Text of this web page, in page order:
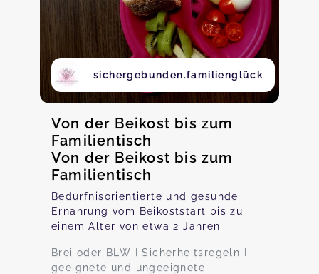
sichergebunden.familienglück
Von der Beikost bis zum
Familientisch
Von der Beikost bis zum
Familientisch
Bedürfnisorientierte und gesunde
Ernährung vom Beikoststart bis zu
einem Alter von etwa 2 Jahren
Brei oder BLW I Sicherheitsregeln I
geeignete und ungeeignete